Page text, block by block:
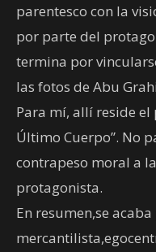
parentesco con la
por parte del
termina por
las fotos de Abu
Para mí, allí reside
Último Cuerpo”. No
contrapeso moral a
protagonista.
En resumen,se